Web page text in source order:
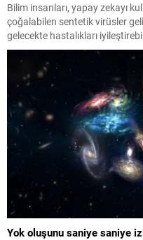
Bilim insanları, yapay zekayı
çoğalabilen sentetik virüsler
gelecekte hastalıkları
Yok oluşunu saniye saniye